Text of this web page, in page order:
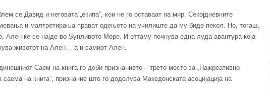
се Давид и неговата „екипа”, кои не го оставаат на мир. Секојдневните
и малтретирања прават одењето на училиште да му биде пекол. Но, тогаш,
Ален ќе се најде во Sунливото Море. И оттаму почнува една луда авантура која
животот на Ален… а и самиот Ален.
Саем на книга го доби признанието – трето место за „Најкреативно
саема на книга”, признание што го доделува Македонската асоцијација на